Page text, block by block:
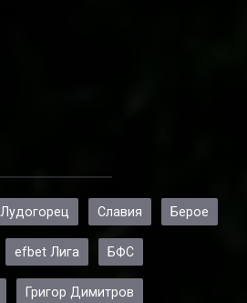
Лудогорец Славия Берое
efbet Лига БФС
Григор Димитров